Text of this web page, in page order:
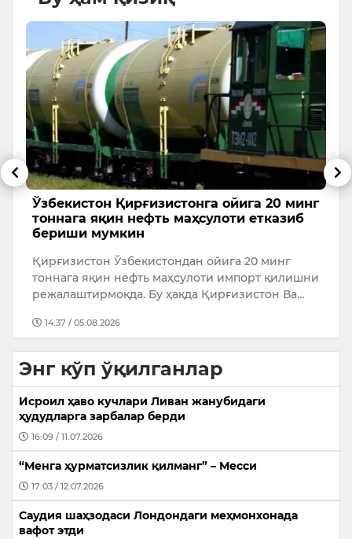
Ўзбекистон Қирғизистонга ойига 20 минг
тоннага яқин нефть маҳсулоти етказиб
бериши мумкин
Қирғизистон Ўзбекистондан ойига 20 минг
тоннага яқин нефть маҳсулоти импорт қилишни
режалаштирмоқда. Бу ҳақда Қирғизистон Ва…
14:37 / 05.08.2026
Энг кўп ўқилганлар
Исроил ҳаво кучлари Ливан жанубидаги
ҳудудларга зарбалар берди
16:09 / 11.07.2026
“Менга ҳурматсизлик қилманг” – Месси
17:03 / 12.07.2026
Саудия шаҳзодаси Лондондаги меҳмонхонада
вафот этди